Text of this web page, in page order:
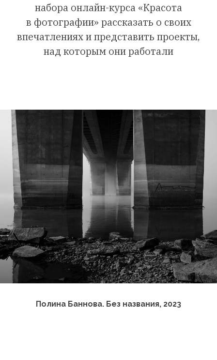
набора онлайн-курса «Красота
в фотографии» рассказать о своих
впечатлениях и представить проекты,
над которым они работали
Полина Баннова. Без названия, 2023